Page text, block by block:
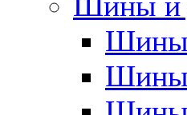
Шины
Шины